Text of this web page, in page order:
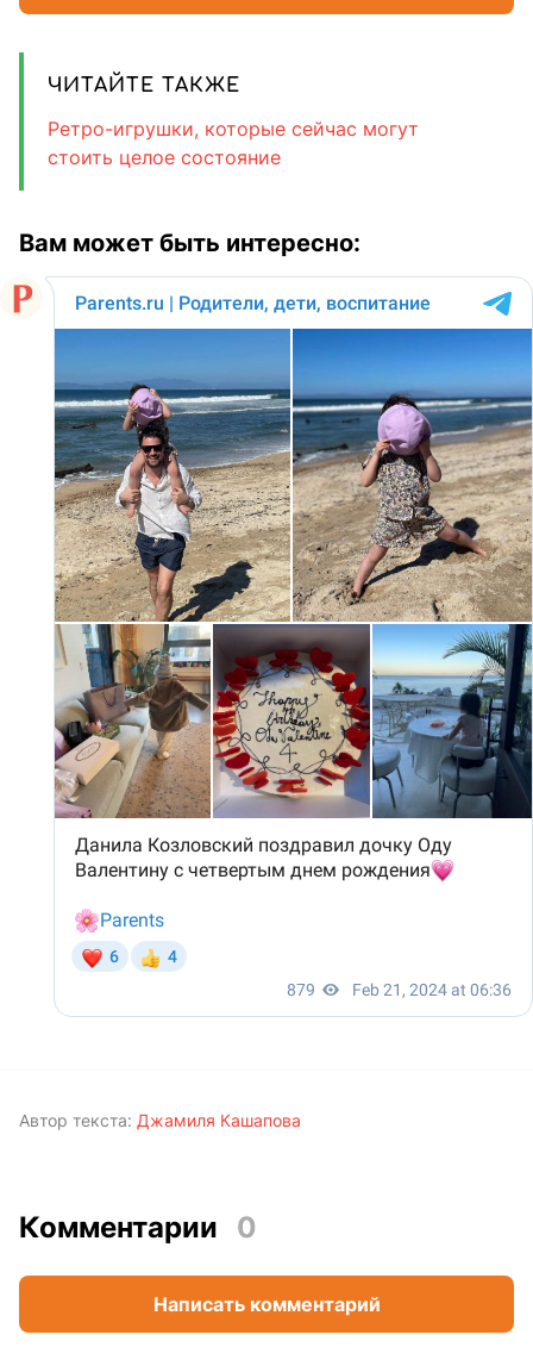
ЧИТАЙТЕ ТАКЖЕ
Ретро-игрушки, которые сейчас могут
стоить целое состояние
Вам может быть интересно:
Автор текста: Джамиля Кашапова
Комментарии 0
Написать комментарий